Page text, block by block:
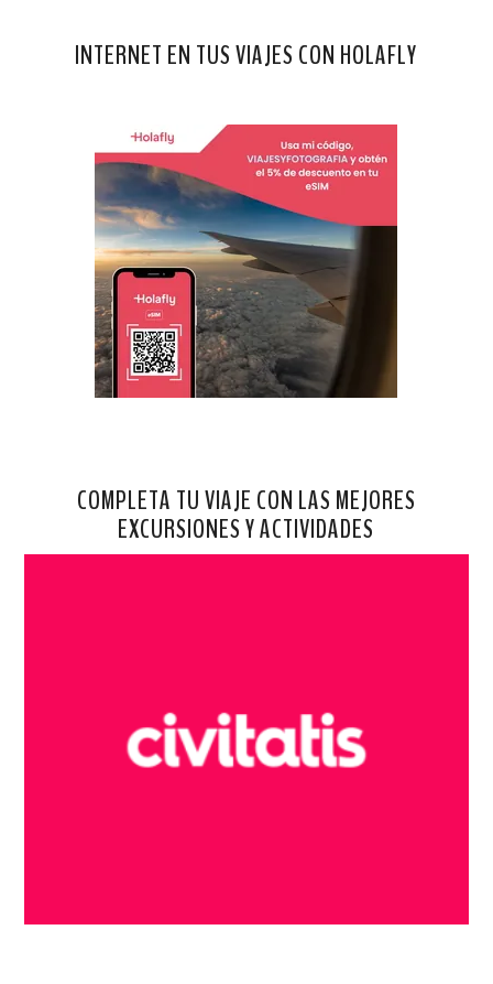
INTERNET EN TUS VIAJES CON HOLAFLY
COMPLETA TU VIAJE CON LAS MEJORES
EXCURSIONES Y ACTIVIDADES